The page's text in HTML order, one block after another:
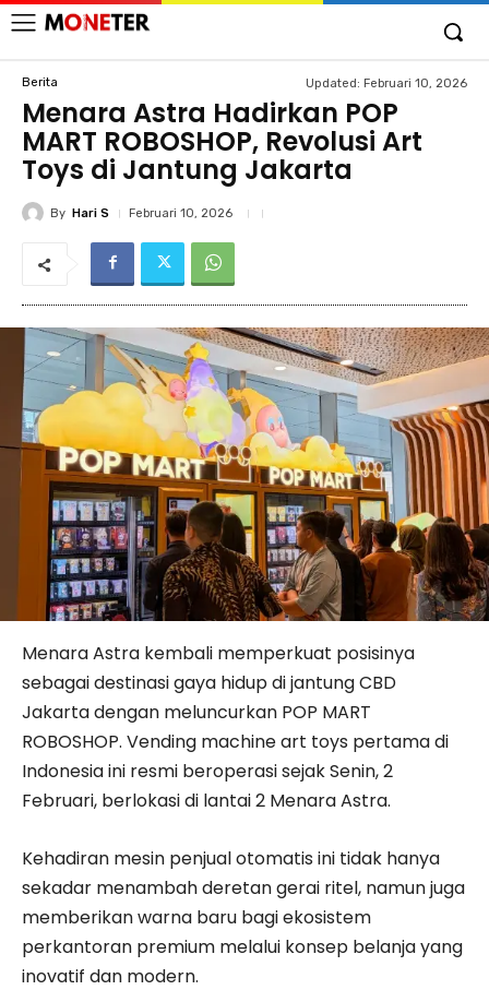
Berita Updated: Februari 10, 2026
Menara Astra Hadirkan POP
MART ROBOSHOP, Revolusi Art
Toys di Jantung Jakarta
By Hari S Februari 10, 2026
Menara Astra kembali memperkuat posisinya
sebagai destinasi gaya hidup di jantung CBD
Jakarta dengan meluncurkan POP MART
ROBOSHOP. Vending machine art toys pertama di
Indonesia ini resmi beroperasi sejak Senin, 2
Februari, berlokasi di lantai 2 Menara Astra.
Kehadiran mesin penjual otomatis ini tidak hanya
sekadar menambah deretan gerai ritel, namun juga
memberikan warna baru bagi ekosistem
perkantoran premium melalui konsep belanja yang
inovatif dan modern.